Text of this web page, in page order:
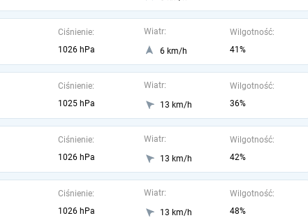
Ciśnienie:
1026 hPa
Wiatr:
6 km/h
Wilgotność:
41%
Ciśnienie:
1025 hPa
Wiatr:
13 km/h
Wilgotność:
36%
Ciśnienie:
1026 hPa
Wiatr:
13 km/h
Wilgotność:
42%
Ciśnienie:
1026 hPa
Wiatr:
13 km/h
Wilgotność:
48%